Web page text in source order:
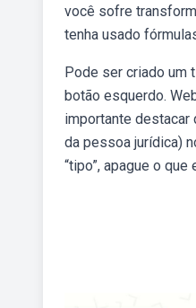
você sofre
tenha usado
Pode ser criado um
botão esquerdo.
importante destacar
da pessoa jurídica)
“tipo”, apague o